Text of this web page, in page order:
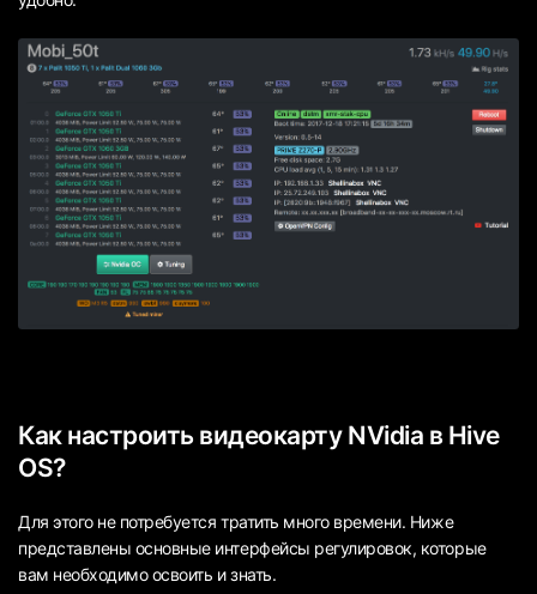
Как настроить видеокарту NVidia в Hive
OS?
Для этого не потребуется тратить много времени. Ниже
представлены основные интерфейсы регулировок, которые
вам необходимо освоить и знать.